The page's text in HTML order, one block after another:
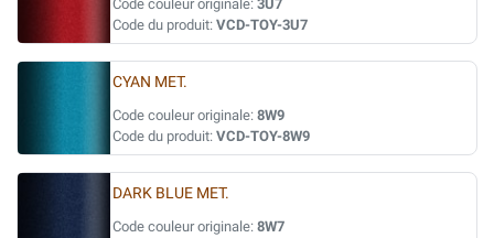
Code couleur originale: 3U7
Code du produit: VCD-TOY-3U7
CYAN MET.
Code couleur originale: 8W9
Code du produit: VCD-TOY-8W9
DARK BLUE MET.
Code couleur originale: 8W7